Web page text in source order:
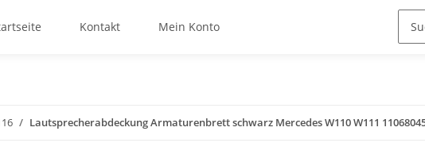
Kontakt Mein Konto
Lautsprecherabdeckung Armaturenbrett schwarz Mercedes W110 W111